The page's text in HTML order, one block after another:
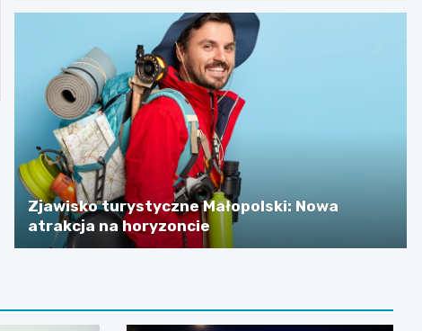
Zjawisko turystyczne Małopolski: Nowa
atrakcja na horyzoncie